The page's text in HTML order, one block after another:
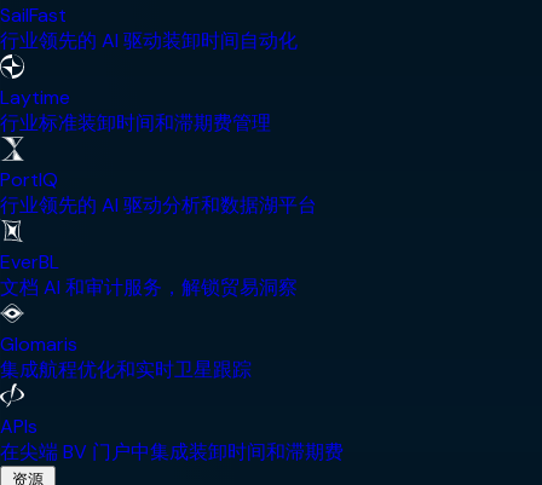
SailFast
行业领先的 AI 驱动装卸时间自动化
Laytime
行业标准装卸时间和滞期费管理
PortIQ
行业领先的 AI 驱动分析和数据湖平台
EverBL
文档 AI 和审计服务，解锁贸易洞察
Glomaris
集成航程优化和实时卫星跟踪
APIs
在尖端 BV 门户中集成装卸时间和滞期费
资源